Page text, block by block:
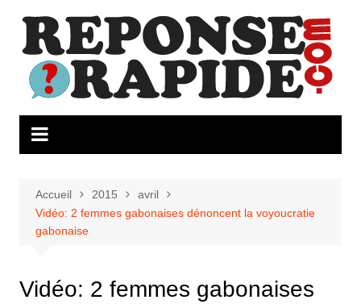
contenu
Accueil 2015
avril
Vidéo: 2 femmes gabonaises dénoncent la voyoucratie
gabonaise
Vidéo: 2 femmes gabonaises